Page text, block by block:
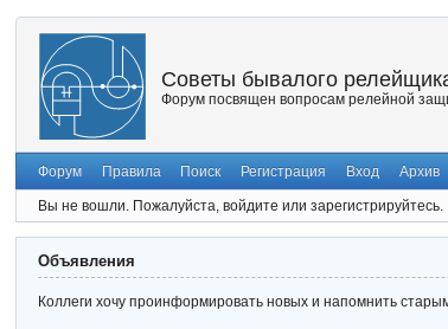
Советы бывалого
Форум посвящен вопросам релейной
Форум Правила Поиск Регистрация Вход Архив
Вы не вошли. Пожалуйста, войдите или зарегистрируйтесь.
Объявления
Коллеги хочу проинформировать новых и напомнить